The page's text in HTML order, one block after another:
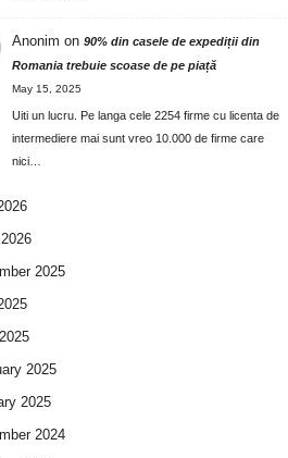
Anonim on 90% din casele de expediții din
Romania trebuie scoase de pe piață
May 15, 2025
Uiti un lucru. Pe langa cele 2254 firme cu licenta de
intermediere mai sunt vreo 10.000 de firme care
nici…
2025
2025
2025
2024